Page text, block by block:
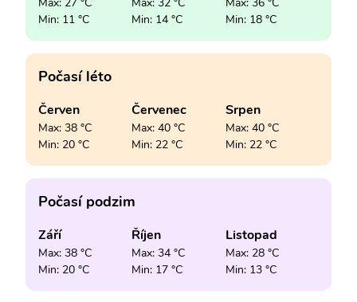
Min: 11 °C
Min: 14 °C
Min: 18 °C
Počasí léto
Červen
Max: 38 °C
Min: 20 °C
Červenec
Max: 40 °C
Min: 22 °C
Srpen
Max: 40 °C
Min: 22 °C
Počasí podzim
Září
Max: 38 °C
Min: 20 °C
Říjen
Max: 34 °C
Min: 17 °C
Listopad
Max: 28 °C
Min: 13 °C